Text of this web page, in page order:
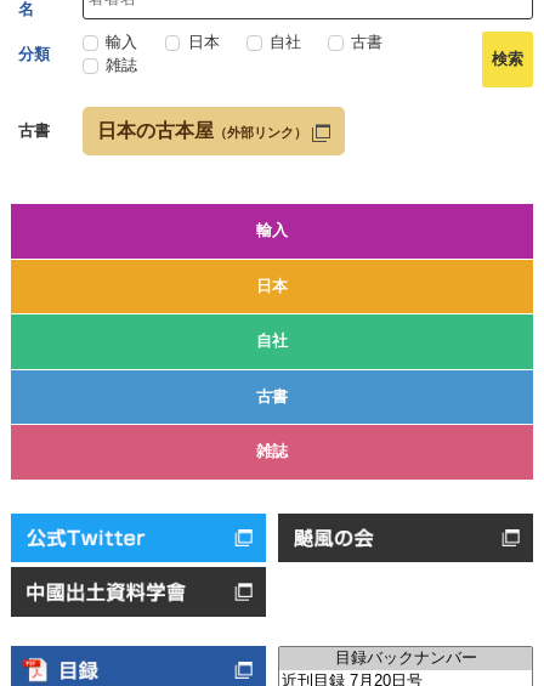
輸入
日本
自社
古書
雑誌
名
分類
輸入 日本 自社
古書
雑誌
古書 日本の古本屋 （外部リンク）